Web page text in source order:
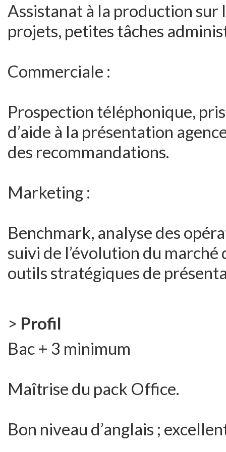
Assistanat à la production
projets, petites tâches
Commerciale :
Prospection téléphonique,
d’aide à la présentation
des recommandations.
Marketing :
Benchmark, analyse des
suivi de l’évolution du
outils stratégiques de
> Profil
Bac + 3 minimum
Maîtrise du pack Office.
Bon niveau d’anglais ;